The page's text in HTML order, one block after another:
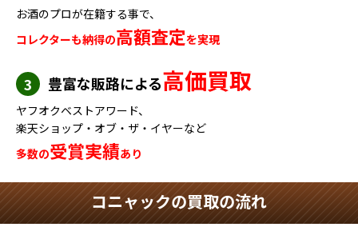
お酒のプロが在籍する事で、
コレクターも納得の高額査定を実現
3 豊富な販路による高価買取
ヤフオクベストアワード、
楽天ショップ・オブ・ザ・イヤーなど
多数の受賞実績あり
コニャックの買取の流れ